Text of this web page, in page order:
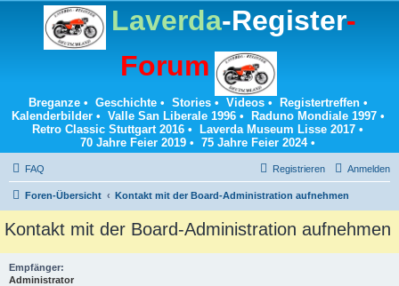
Laverda-Register-
Forum
Breganze• Geschichte• Stories• Videos• Registertreffen•
Kalenderbilder• Valle San Liberale 1996• Raduno Mondiale 1997•
Retro Classic Stuttgart 2016 • Laverda Museum Lisse 2017 •
70 Jahre Feier 2019 • 75 Jahre Feier 2024•
FAQ Anmelden
Registrieren
Foren-Übersicht Kontakt mit der Board-Administration aufnehmen
Kontakt mit der Board-Administration aufnehmen
Empfänger:
Administrator